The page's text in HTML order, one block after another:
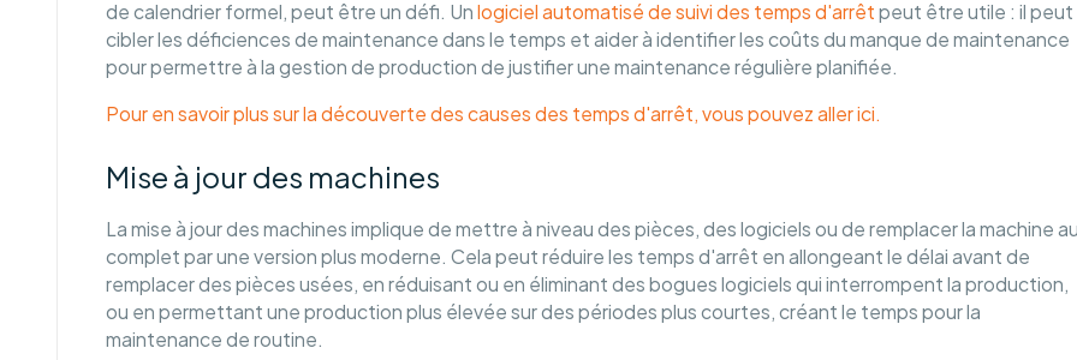
de calendrier formel, peut être un défi. Un logiciel automatisé de suivi des temps d'arrêt peut être utile : il peut
cibler les déficiences de maintenance dans le temps et aider à identifier les coûts du manque de maintenance
pour permettre à la gestion de production de justifier une maintenance régulière planifiée.
Pour en savoir plus sur la découverte des causes des temps d'arrêt, vous pouvez aller ici.
Mise à jour des machines
La mise à jour des machines implique de mettre à niveau des pièces, des logiciels ou de remplacer la machine
complet par une version plus moderne. Cela peut réduire les temps d'arrêt en allongeant le délai avant de
remplacer des pièces usées, en réduisant ou en éliminant des bogues logiciels qui interrompent la production,
ou en permettant une production plus élevée sur des périodes plus courtes, créant le temps pour la
maintenance de routine.